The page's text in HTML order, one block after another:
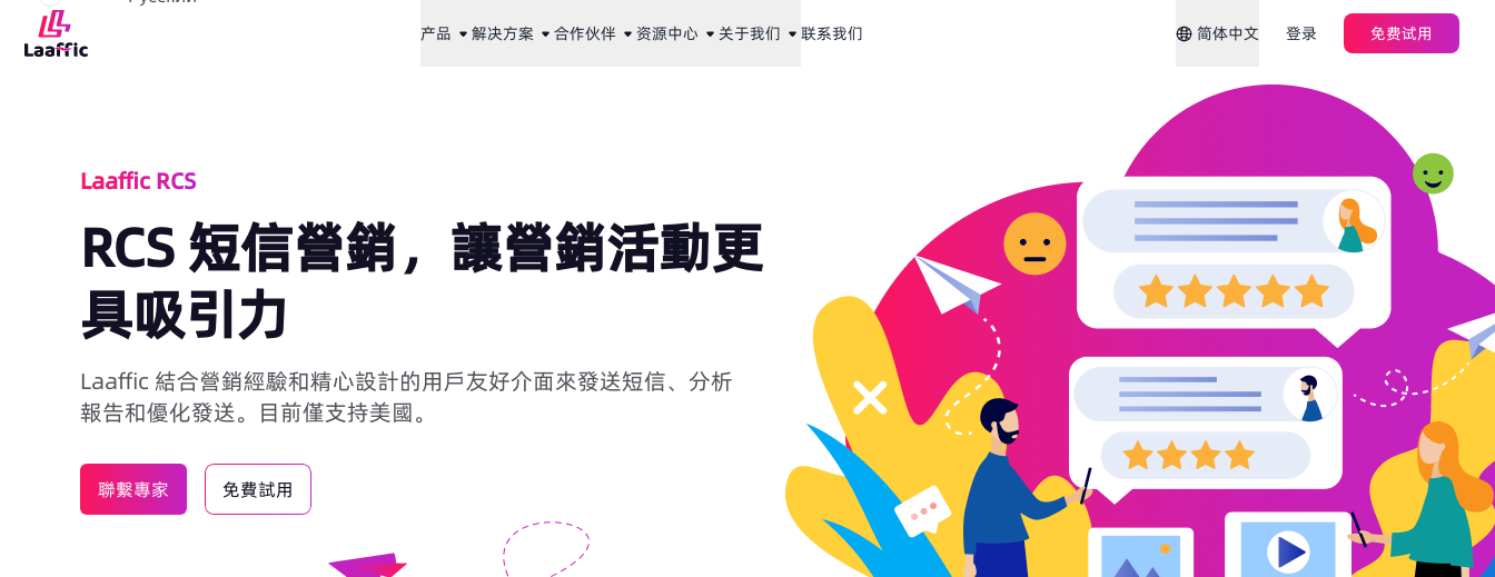
产品 解决方案 合作伙伴 资源中心 关于我们 联系我们 简体中文 登录 免费试用
Laaffic RCS
RCS 短信營銷，讓營銷活動更
具吸引力
Laaffic 結合營銷經驗和精心設計的用戶友好介面來發送短信、分析
報告和優化發送。目前僅支持美國。
聯繫專家 免費試用